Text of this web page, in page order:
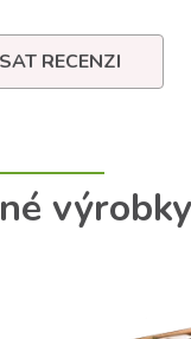
RECENZI
výrobky